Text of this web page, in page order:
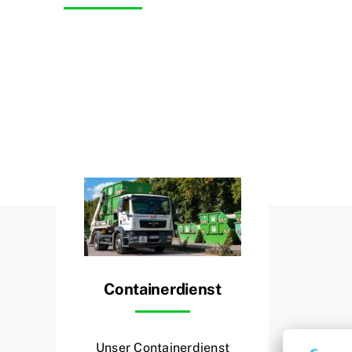
Containerdienst
Unser Containerdienst